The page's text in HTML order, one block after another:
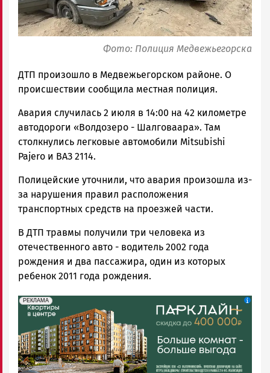
Фото: Полиция Медвежьегорска
ДТП произошло в Медвежьегорском районе. О
происшествии сообщила местная полиция.
Авария случилась 2 июля в 14:00 на 42 километре
автодороги «Волдозеро - Шалговаара». Там
столкнулись легковые автомобили Mitsubishi
Pajero и ВАЗ 2114.
Полицейские уточнили, что авария произошла из-
за нарушения правил расположения
транспортных средств на проезжей части.
В ДТП травмы получили три человека из
отечественного авто - водитель 2002 года
рождения и два пассажира, один из которых
ребенок 2011 года рождения.
erid: 2SDnjdeSPnB
РЕКЛАМА
Реклама